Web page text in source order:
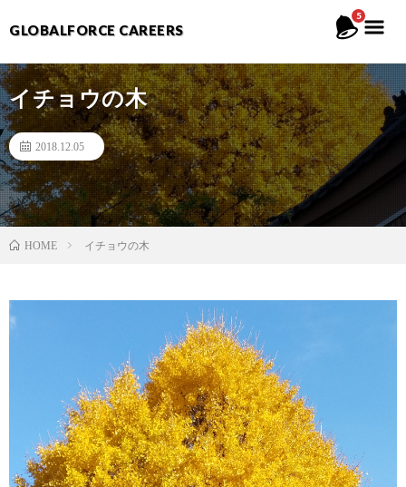
5
GLOBALFORCE CAREERS
イチョウの木
2018.12.05
HOME イチョウの木